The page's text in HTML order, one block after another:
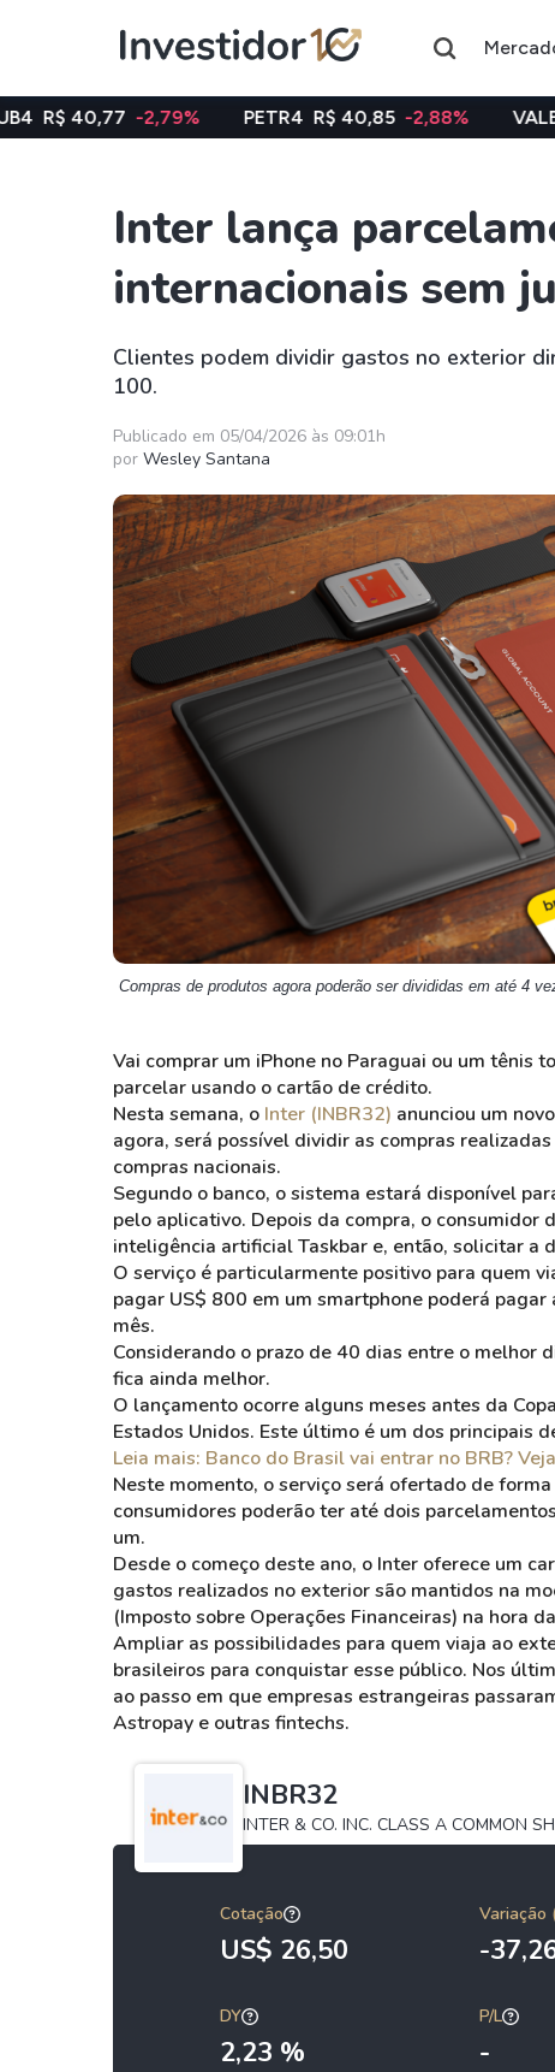
Assuntos do momento
Índice
Ibovespa
Ação
Petrobras
Ações
Taesa
Itausa
Ambev
Weg
Klabin
Petrobrás
XPML11
HGLG11
XPLG11
KNRI11
KNCR11
Ver todos
-2,79% PETR4 R$ 40,85 -2,88% VALE3 R$ 74,97
Inter lança
internacionais sem
Clientes podem dividir gastos no exterior
100.
Publicado em 05/04/2026 às 09:01h
por Wesley Santana
Compras de produtos agora poderão ser divididas em até 4
Vai comprar um iPhone no Paraguai ou um tênis
parcelar usando o cartão de crédito.
Nesta semana, o Inter (INBR32) anunciou um
agora, será possível dividir as compras
compras nacionais.
Segundo o banco, o sistema estará disponível
pelo aplicativo. Depois da compra, o consumidor
inteligência artificial Taskbar e, então, solicitar a
O serviço é particularmente positivo para quem
pagar US$ 800 em um smartphone poderá
mês.
Considerando o prazo de 40 dias entre o melhor
fica ainda melhor.
O lançamento ocorre alguns meses antes da
Estados Unidos. Este último é um dos principais
Leia mais: Banco do Brasil vai entrar no BRB?
Neste momento, o serviço será ofertado de
consumidores poderão ter até dois
um.
Desde o começo deste ano, o Inter oferece um
gastos realizados no exterior são mantidos na
(Imposto sobre Operações Financeiras) na hora
Ampliar as possibilidades para quem viaja ao
brasileiros para conquistar esse público. Nos
ao passo em que empresas estrangeiras
Astropay e outras fintechs.
INBR32
INTER & CO. INC. CLASS A COMMON
Cotação
US$ 26,50
Variação
-
DY
2,23 %
P/L
-